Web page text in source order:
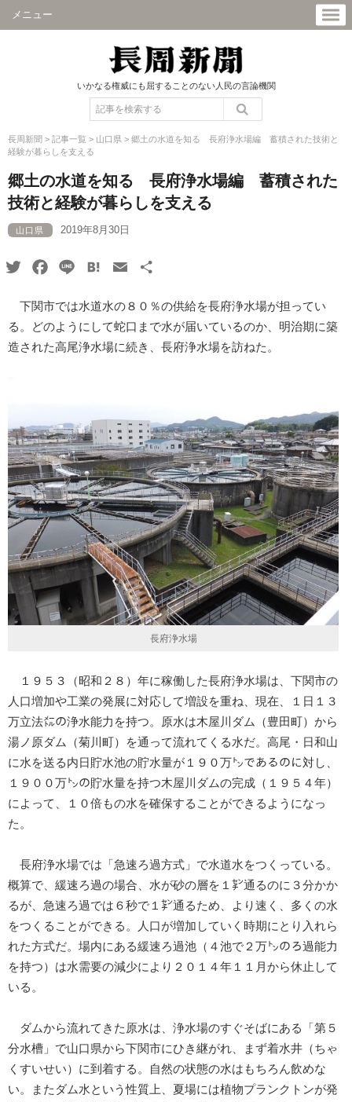
メニュー
いかなる権威にも屈することのない人民の言論機関
長周新聞 > 記事一覧 > 山口県 > 郷土の水道を知る 長府浄水場編 蓄積された技術と
経験が暮らしを支える
郷土の水道を知る 長府浄水場編 蓄積された
技術と経験が暮らしを支える
山口県 2019年8月30日
TwitterFacebook
Line HatenaEmail
下関市では水道水の８０％の供給を長府浄水場が担ってい
る。どのようにして蛇口まで水が届いているのか、明治期に築
造された高尾浄水場に続き、長府浄水場を訪ねた。
長府浄水場
１９５３（昭和２８）年に稼働した長府浄水場は、下関市の
人口増加や工業の発展に対応して増設を重ね、現在、１日１３
万立法㍍の浄水能力を持つ。原水は木屋川ダム（豊田町）から
湯ノ原ダム（菊川町）を通って流れてくる水だ。高尾・日和山
に水を送る内日貯水池の貯水量が１９０万㌧であるのに対し、
１９００万㌧の貯水量を持つ木屋川ダムの完成（１９５４年）
によって、１０倍もの水を確保することができるようになっ
た。
長府浄水場では「急速ろ過方式」で水道水をつくっている。
概算で、緩速ろ過の場合、水が砂の層を１㌢通るのに３分かか
るが、急速ろ過では６秒で１㌢通るため、より速く、多くの水
をつくることができる。人口が増加していく時期にとり入れら
れた方式だ。場内にある緩速ろ過池（４池で２万㌧のろ過能力
を持つ）は水需要の減少により２０１４年１１月から休止して
いる。
ダムから流れてきた原水は、浄水場のすぐそばにある「第５
分水槽」で山口県から下関市にひき継がれ、まず着水井（ちゃ
くすいせい）に到着する。自然の状態の水はもちろん飲めな
い。またダム水という性質上、夏場には植物プランクトンが発